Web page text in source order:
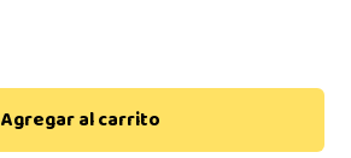
Agregar al carrito